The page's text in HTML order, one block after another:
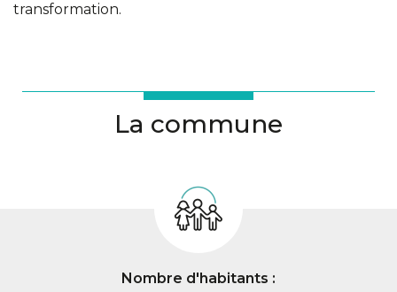
transformation.
La commune
Nombre d'habitants :